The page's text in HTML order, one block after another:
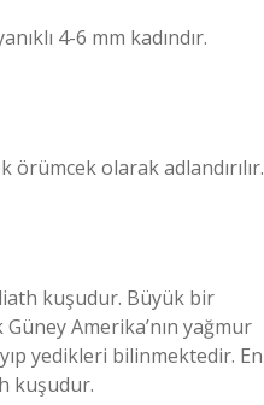
4-6 mm kadındır.
olarak adlandırılır.
kuşudur. Büyük bir
Amerika’nın yağmur
yedikleri bilinmektedir. En
kuşudur.